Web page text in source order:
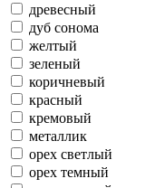
древесный
дуб сонома
желтый
зеленый
коричневый
красный
кремовый
металлик
орех светлый
орех темный